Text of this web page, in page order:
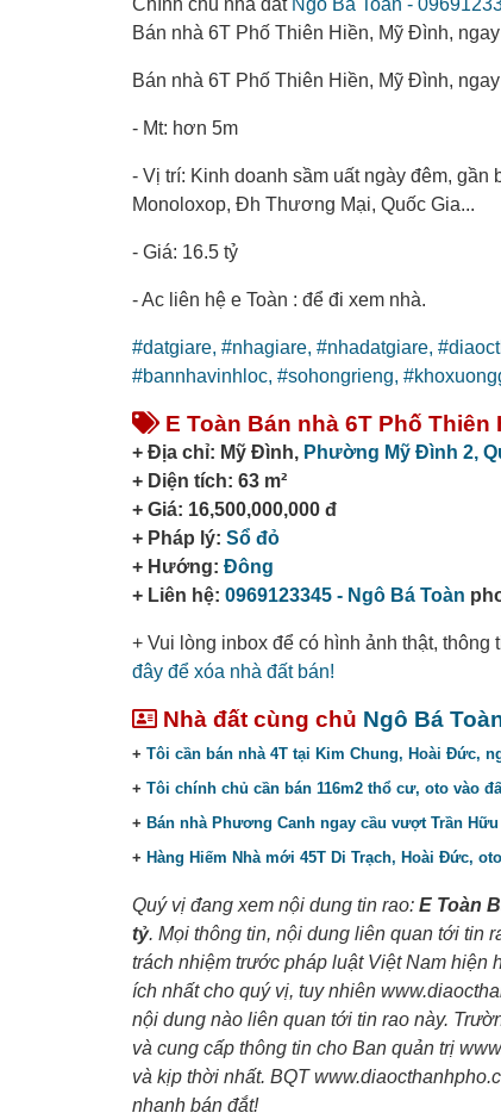
Bán nhà 6T Phố Thiên Hiền, Mỹ Đình,
Bán nhà 6T Phố Thiên Hiền, Mỹ Đình,
- Mt: hơn 5m
- Vị trí: Kinh doanh sầm uất ngày đêm,
Monoloxop, Đh Thương Mại, Quốc Gia...
- Giá: 16.5 tỷ
- Ac liên hệ e Toàn : để đi xem nhà.
#datgiare, #nhagiare, #nhadatgiare,
#bannhavinhloc, #sohongrieng,
E Toàn Bán nhà 6T Phố
+ Địa chỉ: Mỹ Đình, Phường Mỹ Đình 2,
+ Diện tích: 63 m²
+ Giá: 16,500,000,000 đ
+ Pháp lý: Sổ đỏ
+ Hướng: Đông
+ Liên hệ: 0969123345 - Ngô Bá Toàn
+ Vui lòng inbox để có hình ảnh thật,
đây để xóa nhà đất bán!
Nhà đất cùng chủ Ngô Bá
+ Tôi cần bán nhà 4T tại Kim Chung, Hoài Đức,
+ Tôi chính chủ cần bán 116m2 thổ cư, oto vào
+ Bán nhà Phương Canh ngay cầu vượt Trần
+ Hàng Hiếm Nhà mới 45T Di Trạch, Hoài Đức,
Quý vị đang xem nội dung tin rao: E Toàn
tỷ. Mọi thông tin, nội dung liên quan tới tin
trách nhiệm trước pháp luật Việt Nam hiện
ích nhất cho quý vị, tuy nhiên
nội dung nào liên quan tới tin rao này.
và cung cấp thông tin cho Ban quản trị
và kịp thời nhất. BQT
nhanh bán đắt!